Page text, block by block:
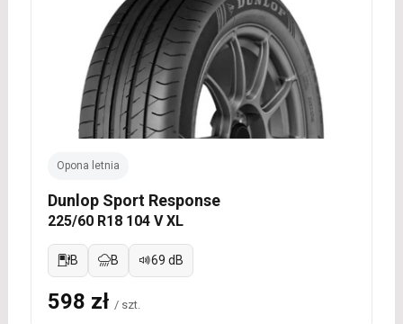
Opona letnia
Dunlop Sport Response
225/60 R18 104 V XL
B B 69 dB
598 zł / szt.